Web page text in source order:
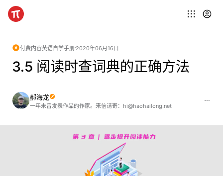
付费内容英语自学手册 2020年06月16日
3.5 阅读时查词典的正确方法
郝海龙
一年未曾发表作品的作家。来信请寄：hi@haohailong.net